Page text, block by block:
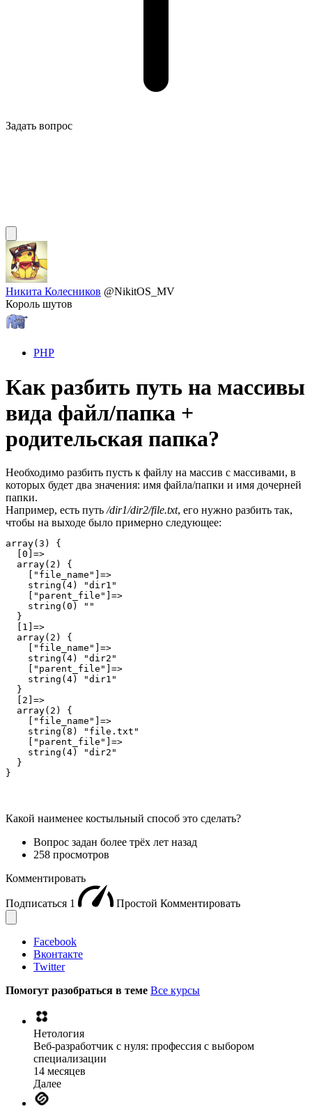
Задать вопрос
Никита Колесников @NikitOS_MV
Король шутов
PHP
Как разбить путь на массивы
вида файл/папка +
родительская папка?
Необходимо разбить пусть к файлу на массив с массивами, в
которых будет два значения: имя файла/папки и имя дочерней
папки.
Например, есть путь /dir1/dir2/file.txt, его нужно разбить так,
чтобы на выходе было примерно следующее:
array(3) {
  [0]=>
  array(2) {
    ["file_name"]=>
    string(4) "dir1"
    ["parent_file"]=>
    string(0) ""
  }
  [1]=>
  array(2) {
    ["file_name"]=>
    string(4) "dir2"
    ["parent_file"]=>
    string(4) "dir1"
  }
  [2]=>
  array(2) {
    ["file_name"]=>
    string(8) "file.txt"
    ["parent_file"]=>
    string(4) "dir2"
  }
}
Какой наименее костыльный способ это сделать?
Вопрос задан более трёх лет назад
258 просмотров
Комментировать
Подписаться 1 Простой Комментировать
Facebook
Вконтакте
Twitter
Помогут разобраться в теме Все курсы
Нетология
Веб-разработчик с нуля: профессия с выбором
специализации
14 месяцев
Далее